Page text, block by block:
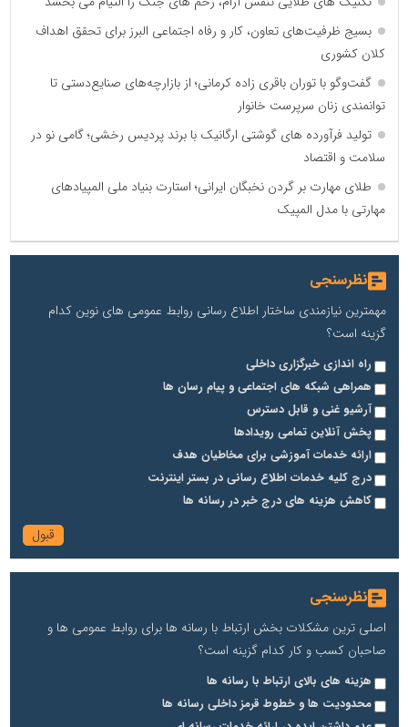
بسیج ظرفیت‌های تعاون، کار و رفاه اجتماعی البرز برای تحقق اهداف
کلان کشوری
گفت‌وگو با توران باقری‌ زاده کرمانی؛ از بازارچه‌های صنایع‌دستی تا
توانمندی زنان سرپرست خانوار
تولید فرآورده های گوشتی ارگانیک با برند پردیس رخشی؛ گامی نو در
سلامت و اقتصاد
طلای مهارت بر گردن نخبگان ایرانی؛ استارت بنیاد ملی المپیادهای
مهارتی با مدل المپیک
نظرسنجی
مهمترین نیازمندی ساختار اطلاع رسانی روابط عمومی های نوین کدام
گزینه است؟
راه اندازی خبرگزاری داخلی
همراهی شبکه های اجتماعی و پیام رسان ها
آرشیو غنی و قابل دسترس
پخش آنلاین تمامی رویدادها
ارائه خدمات آموزشی برای مخاطیان هدف
درج کلیه خدمات اطلاع رسانی در بستر اینترنت
کاهش هزینه های درج خبر در رسانه ها
نظرسنجی
اصلی ترین مشکلات بخش ارتباط با رسانه ها برای روابط عمومی ها و
صاحبان کسب و کار کدام گزینه است؟
هزینه های بالای ارتباط با رسانه ها
محدودیت ها و خطوط قرمز داخلی رسانه ها